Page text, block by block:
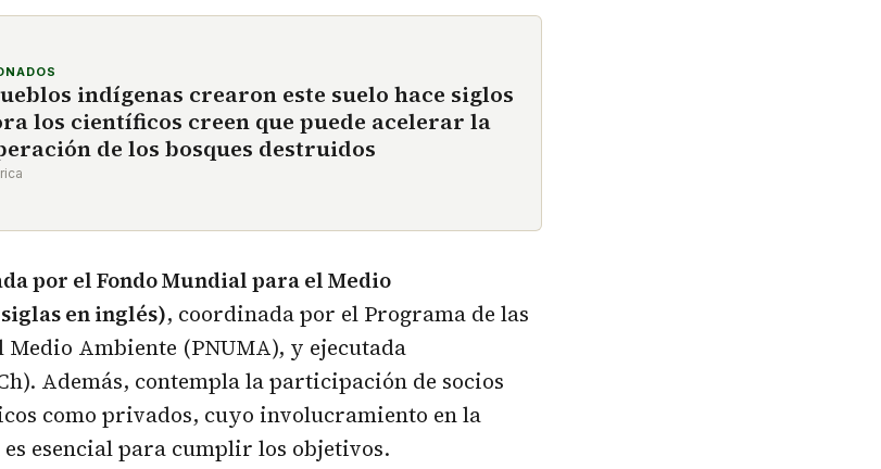
indígenas crearon este suelo hace siglos
los científicos creen que puede acelerar la
de los bosques destruidos
por el Fondo Mundial para el Medio
en inglés), coordinada por el Programa de las
Medio Ambiente (PNUMA), y ejecutada
Además, contempla la participación de socios
como privados, cuyo involucramiento en la
esencial para cumplir los objetivos.